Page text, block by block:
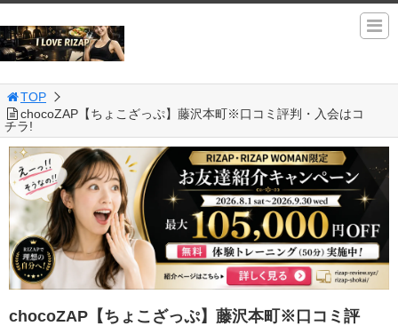
TOP
chocoZAP【ちょこざっぷ】藤沢本町※口コミ評判・入会はコ
チラ!
chocoZAP【ちょこざっぷ】藤沢本町※口コミ評